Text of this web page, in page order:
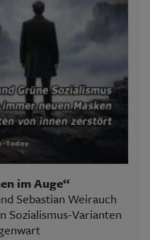
im Auge“
Sebastian Weirauch
Sozialismus-Varianten